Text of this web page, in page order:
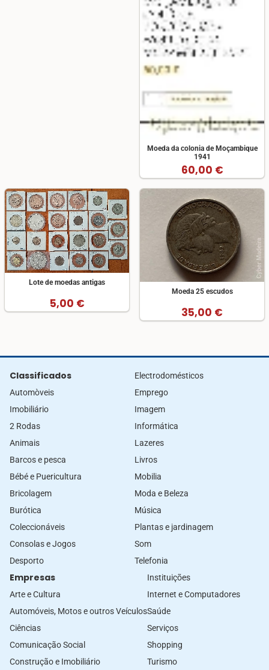
Moeda da colonia de Moçambique
1941
60,00 €
Lote de moedas antigas
5,00 €
Moeda 25 escudos
35,00 €
Classificados
Automòveis
Imobiliário
2 Rodas
Animais
Barcos e pesca
Bébé e Puericultura
Bricolagem
Burótica
Coleccionáveis
Consolas e Jogos
Desporto
Electrodomésticos
Emprego
Imagem
Informática
Lazeres
Livros
Mobilia
Moda e Beleza
Música
Plantas e jardinagem
Som
Telefonia
Empresas
Arte e Cultura
Automóveis, Motos e outros Veículos
Ciências
Comunicação Social
Construção e Imobiliário
Instituições
Internet e Computadores
Saúde
Serviços
Shopping
Turismo